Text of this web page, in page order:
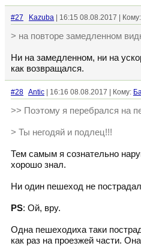
#27 Kazuba | 16:15 08.08.2017 | Кому:
> на повторе замедленном
Ни на замедленном, ни на
как возвращался.
#28 Antic | 16:16 08.08.2017 | Кому:
>> Поэтому я перебрался на
> Ты негодяй и подлец!!!
Тем самым я сознательно
хорошо знал.
Ни один пешеход не
PS: Ой, вру.
Одна пешеходиха таки
как раз на проезжей части.